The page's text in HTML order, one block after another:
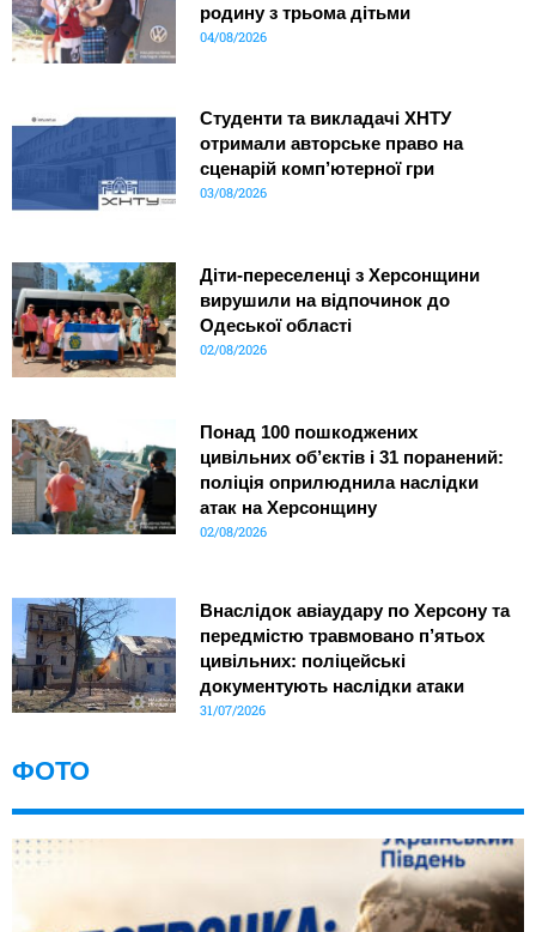
родину з трьома дітьми
04/08/2026
Студенти та викладачі ХНТУ
отримали авторське право на
сценарій комп’ютерної гри
03/08/2026
Діти-переселенці з Херсонщини
вирушили на відпочинок до
Одеської області
02/08/2026
Понад 100 пошкоджених
цивільних об’єктів і 31 поранений:
поліція оприлюднила наслідки
атак на Херсонщину
02/08/2026
Внаслідок авіаудару по Херсону та
передмістю травмовано п’ятьох
цивільних: поліцейські
документують наслідки атаки
31/07/2026
ФОТО